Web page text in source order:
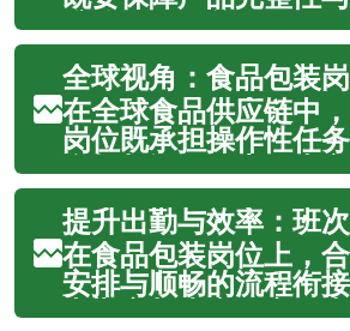
（assemb...
准确，又要兼顾员工
效率与合规要求。本
线管理者与一线员工
化且可执行的实践清
装与贴标、卫生与消
与产能优化、人体工
安全、合规...
在全球食品供应链中
岗位既承担操作性任
合规与记录职责。本
责、日常流程、跨部
术趋势等角度出发，
装线上的关键环节，
装配、仓储与库存、
分析、检验与贴标、
在食品包装岗位上，
安排与顺畅的流程衔
出勤率与生产效率。